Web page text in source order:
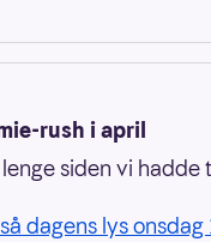
rush i april
siden vi hadde
dagens lys